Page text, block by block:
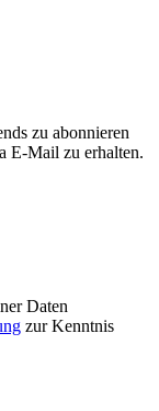
zu abonnieren
E-Mail zu erhalten.
Daten
zur Kenntnis